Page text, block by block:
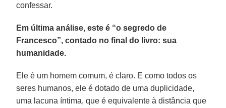
confessar.
Em última análise, este é “o segredo de
Francesco”, contado no final do livro: sua
humanidade.
Ele é um homem comum, é claro. E como todos os
seres humanos, ele é dotado de uma duplicidade,
uma lacuna íntima, que é equivalente à distância que